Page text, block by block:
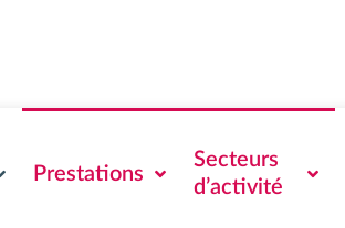
Prestations
Secteurs
d’activité